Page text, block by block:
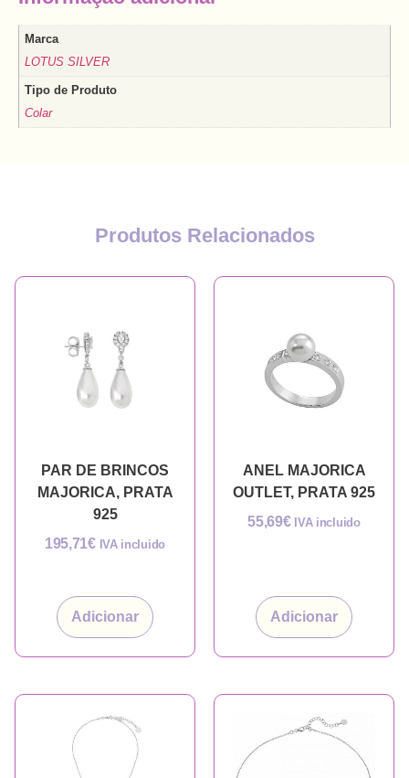
Marca
LOTUS SILVER
Tipo de Produto
Colar
Produtos Relacionados
PAR DE BRINCOS
MAJORICA, PRATA
925
195,71€ IVA incluido
Adicionar
ANEL MAJORICA
OUTLET, PRATA 925
55,69€ IVA incluido
Adicionar